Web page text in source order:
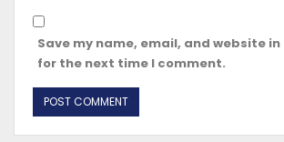
Save my name, email, and website
for the next time I comment.